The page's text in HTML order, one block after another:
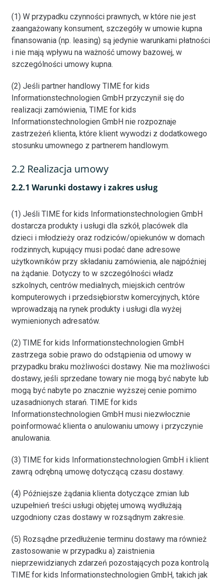
(1) W przypadku czynności prawnych, w które nie jest
zaangażowany konsument, szczegóły w umowie kupna
finansowania (np. leasing) są jedynie warunkami płatności
i nie mają wpływu na ważność umowy bazowej, w
szczególności umowy kupna.
(2) Jeśli partner handlowy TIME for kids
Informationstechnologien GmbH przyczynił się do
realizacji zamówienia, TIME for kids
Informationstechnologien GmbH nie rozpoznaje
zastrzeżeń klienta, które klient wywodzi z dodatkowego
stosunku umownego z partnerem handlowym.
2.2 Realizacja umowy
2.2.1 Warunki dostawy i zakres usług
(1) Jeśli TIME for kids Informationstechnologien GmbH
dostarcza produkty i usługi dla szkół, placówek dla
dzieci i młodzieży oraz rodziców/opiekunów w domach
rodzinnych, kupujący musi podać dane adresowe
użytkowników przy składaniu zamówienia, ale najpóźniej
na żądanie. Dotyczy to w szczególności władz
szkolnych, centrów medialnych, miejskich centrów
komputerowych i przedsiębiorstw komercyjnych, które
wprowadzają na rynek produkty i usługi dla wyżej
wymienionych adresatów.
(2) TIME for kids Informationstechnologien GmbH
zastrzega sobie prawo do odstąpienia od umowy w
przypadku braku możliwości dostawy. Nie ma możliwości
dostawy, jeśli sprzedane towary nie mogą być nabyte lub
mogą być nabyte po znacznie wyższej cenie pomimo
uzasadnionych starań. TIME for kids
Informationstechnologien GmbH musi niezwłocznie
poinformować klienta o anulowaniu umowy i przyczynie
anulowania.
(3) TIME for kids Informationstechnologien GmbH i klient
zawrą odrębną umowę dotyczącą czasu dostawy.
(4) Późniejsze żądania klienta dotyczące zmian lub
uzupełnień treści usługi objętej umową wydłużają
uzgodniony czas dostawy w rozsądnym zakresie.
(5) Rozsądne przedłużenie terminu dostawy ma również
zastosowanie w przypadku a) zaistnienia
nieprzewidzianych zdarzeń pozostających poza kontrolą
TIME for kids Informationstechnologien GmbH, takich jak